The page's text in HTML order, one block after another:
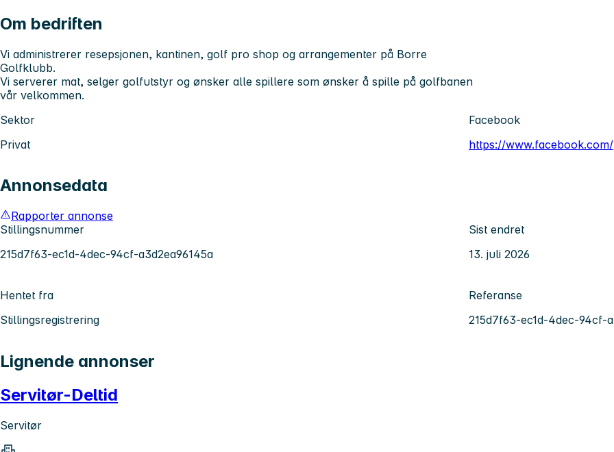
Om bedriften
Vi administrerer resepsjonen, kantinen, golf pro shop og arrangementer på Borre
Golfklubb.
Vi serverer mat, selger golfutstyr og ønsker alle spillere som ønsker å spille på golfbanen
vår velkommen.
Sektor
Privat
Facebook
https://
Annonsedata
Rapporter annonse
Stillingsnummer
215d7f63-ec1d-4dec-94cf-a3d2ea96145a
Sist endret
13. juli 2026
Hentet fra
Stillingsregistrering
Referanse
215d7f63-ec1d-4dec-94cf-
Lignende annonser
Servitør-Deltid
Servitør